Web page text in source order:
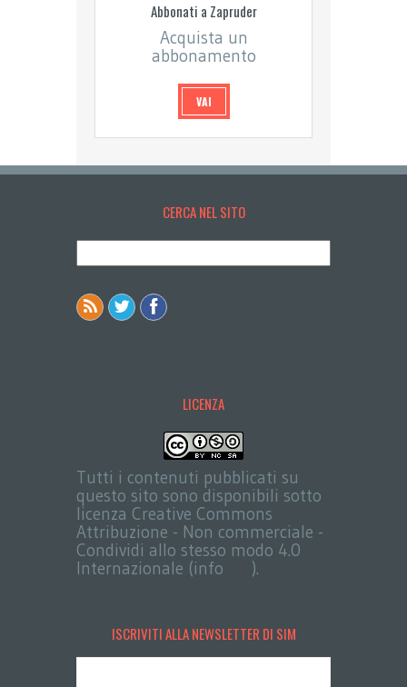
Abbonati a Zapruder
Acquista un
abbonamento
VAI
CERCA NEL SITO
LICENZA
Tutti i contenuti pubblicati su
questo sito sono disponibili sotto
licenza Creative Commons
Attribuzione - Non commerciale -
Condividi allo stesso modo 4.0
Internazionale (info
).
ISCRIVITI ALLA NEWSLETTER DI SIM